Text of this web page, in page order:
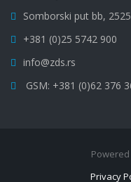
Somborski put bb,
+381 (0)25 5742 900
info@zds.rs
GSM: +381 (0)62 376
Privacy